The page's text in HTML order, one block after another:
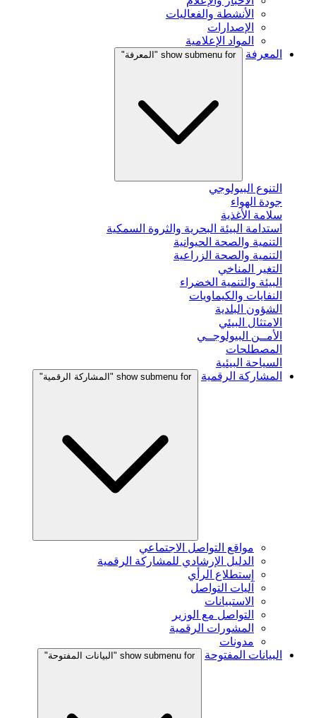
الأنشطة والفعاليات
الإصدارات
المواد الإعلامية
المعرفة
show submenu for "المعرفة"
التنوع البيولوجي
جودة الهواء
سلامة الأغذية
استدامة البيئة البحرية والثروة السمكية
التنمية والصحة الحيوانية
التنمية والصحة الزراعية
التغير المناخي
البيئة والتنمية الخضراء
النفايات والكيماويات
الشؤون البلدية
الامتثال البيئي
الأمــن البيولوجــي
المصطلحات
السياحة البيئية
المشاركة الرقمية
show submenu for "المشاركة الرقمية"
مواقع التواصل الاجتماعي
الدليل الإرشادي للمشاركة الرقمية
إستطلاع الرأي
آليات التواصل
الاستبيانات
التواصل مع الوزير
المشورات الرقمية
مدونات
البيانات المفتوحة
show submenu for "البيانات المفتوحة"